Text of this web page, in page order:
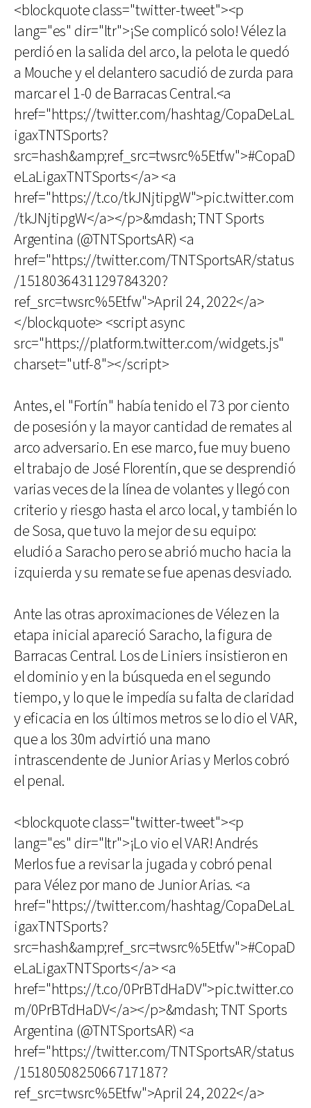
<blockquote class="twitter-tweet"><p
lang="es" dir="ltr">¡Se complicó solo! Vélez la
perdió en la salida del arco, la pelota le quedó
a Mouche y el delantero sacudió de zurda para
marcar el 1-0 de Barracas Central.<a
href="https://twitter.com/hashtag/CopaDeLaL
igaxTNTSports?
src=hash&amp;ref_src=twsrc%5Etfw">#CopaD
eLaLigaxTNTSports</a> <a
href="https://t.co/tkJNjtipgW">pic.twitter.com
/tkJNjtipgW</a></p>&mdash; TNT Sports
Argentina (@TNTSportsAR) <a
href="https://twitter.com/TNTSportsAR/status
/1518036431129784320?
ref_src=twsrc%5Etfw">April 24, 2022</a>
</blockquote> <script async
src="https://platform.twitter.com/widgets.js"
charset="utf-8"></script>
Antes, el "Fortín" había tenido el 73 por ciento
de posesión y la mayor cantidad de remates al
arco adversario. En ese marco, fue muy bueno
el trabajo de José Florentín, que se desprendió
varias veces de la línea de volantes y llegó con
criterio y riesgo hasta el arco local, y también lo
de Sosa, que tuvo la mejor de su equipo:
eludió a Saracho pero se abrió mucho hacia la
izquierda y su remate se fue apenas desviado.
Ante las otras aproximaciones de Vélez en la
etapa inicial apareció Saracho, la figura de
Barracas Central. Los de Liniers insistieron en
el dominio y en la búsqueda en el segundo
tiempo, y lo que le impedía su falta de claridad
y eficacia en los últimos metros se lo dio el VAR,
que a los 30m advirtió una mano
intrascendente de Junior Arias y Merlos cobró
el penal.
<blockquote class="twitter-tweet"><p
lang="es" dir="ltr">¡Lo vio el VAR! Andrés
Merlos fue a revisar la jugada y cobró penal
para Vélez por mano de Junior Arias. <a
href="https://twitter.com/hashtag/CopaDeLaL
igaxTNTSports?
src=hash&amp;ref_src=twsrc%5Etfw">#CopaD
eLaLigaxTNTSports</a> <a
href="https://t.co/0PrBTdHaDV">pic.twitter.co
m/0PrBTdHaDV</a></p>&mdash; TNT Sports
Argentina (@TNTSportsAR) <a
href="https://twitter.com/TNTSportsAR/status
/1518050825066717187?
ref_src=twsrc%5Etfw">April 24, 2022</a>